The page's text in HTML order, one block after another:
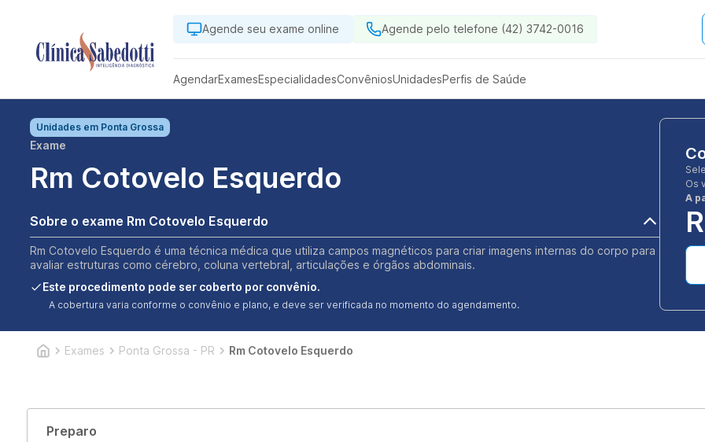
Agende seu exame online Agende pelo telefone (42) 3742-0016
AgendarExamesEspecialidadesConvêniosUnidadesPerfis de Saúde
Unidades em Ponta Grossa
Exame
Rm Cotovelo Esquerdo
Sobre o exame Rm Cotovelo Esquerdo
Rm Cotovelo Esquerdo é uma técnica médica que utiliza campos magnéticos para criar imagens internas do corpo para
avaliar estruturas como cérebro, coluna vertebral, articulações e órgãos abdominais.
Este procedimento pode ser coberto por convênio.
A cobertura varia conforme o convênio e plano, e deve ser verificada no momento do agendamento.
Os
A
Exames Ponta Grossa - PR Rm Cotovelo Esquerdo
Preparo